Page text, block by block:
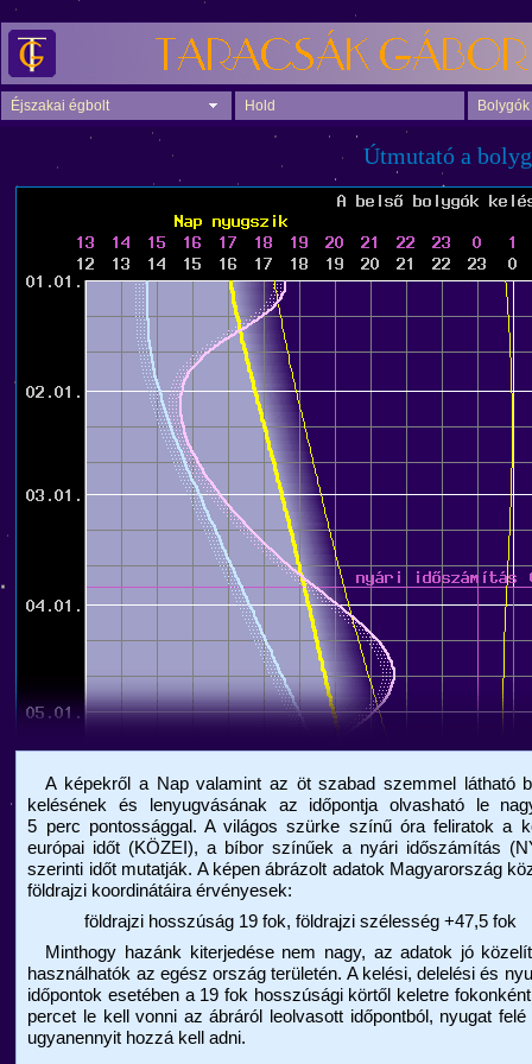
Éjszakai égbolt Hold Bolygók
Útmutató a
A képekről a Nap valamint az öt szabad szemmel látható
kelésének és lenyugvásának az időpontja olvasható le
5 perc pontossággal. A világos szürke színű óra feliratok a
európai időt (KÖZEI), a bíbor színűek a nyári időszámítás
szerinti időt mutatják. A képen ábrázolt adatok Magyarország
földrajzi koordinátáira érvényesek:
földrajzi hosszúság 19 fok, földrajzi szélesség +47,5 fok
Minthogy hazánk kiterjedése nem nagy, az adatok jó
használhatók az egész ország területén. A kelési, delelési és
időpontok esetében a 19 fok hosszúsági körtől keletre
percet le kell vonni az ábráról leolvasott időpontból, nyugat felé
ugyanennyit hozzá kell adni.